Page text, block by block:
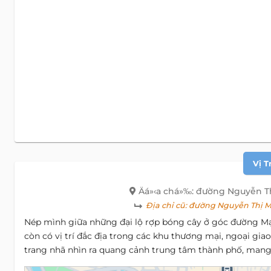
Vị
Äá»‹a chá»‰: đường Nguyễn
Địa chỉ cũ:đường Nguyễn Thị
Nép mình giữa những đại lộ rợp bóng cây ở góc đường
còn có vị trí đắc địa trong các khu thương mại, ngoại
trang nhã nhìn ra quang cảnh trung tâm thành phố,